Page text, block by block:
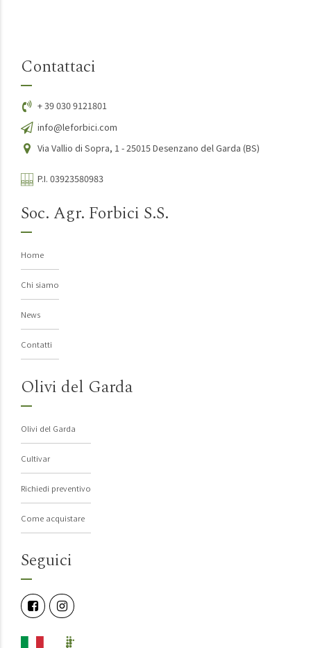
Contattaci
+ 39 030 9121801
info@leforbici.com
Via Vallio di Sopra, 1 - 25015 Desenzano del Garda (BS)
P.I. 03923580983
Soc. Agr. Forbici S.S.
Home
Chi siamo
News
Contatti
Olivi del Garda
Olivi del Garda
Cultivar
Richiedi preventivo
Come acquistare
Seguici